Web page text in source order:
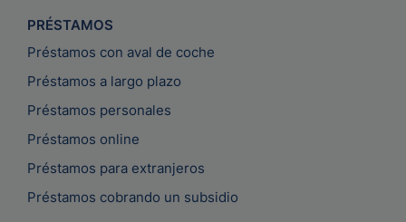
PRÉSTAMOS
Préstamos con aval de coche
Préstamos a largo plazo
Préstamos personales
Préstamos online
Préstamos para extranjeros
Préstamos cobrando un subsidio